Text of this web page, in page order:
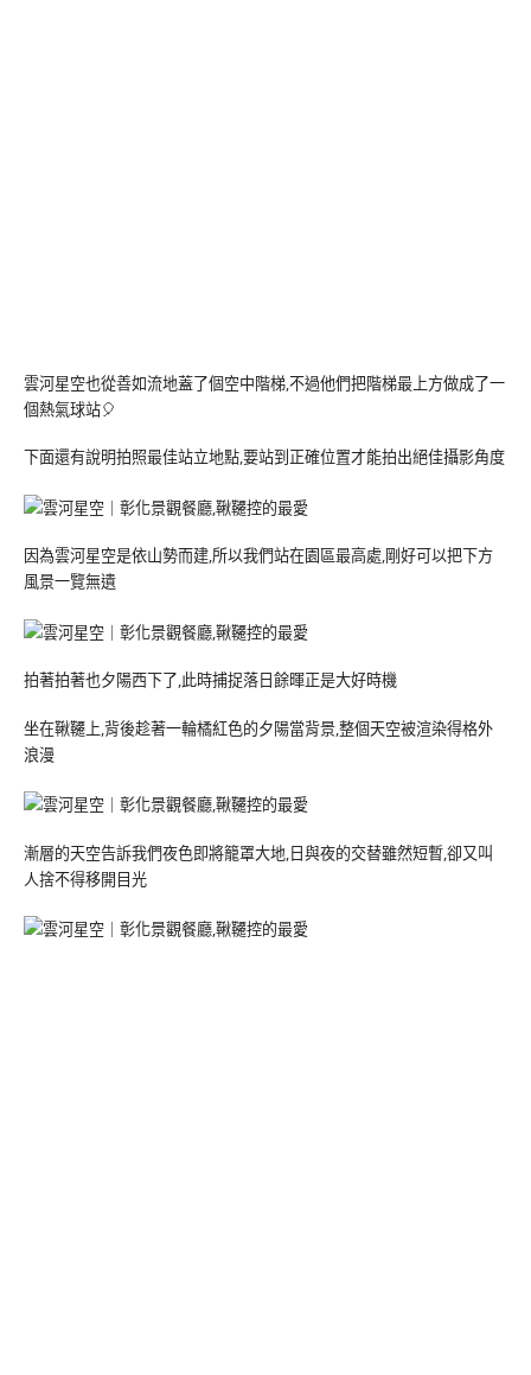
雲河星空也從善如流地蓋了個空中階梯,不過他們把階梯最上方做成了一
個熱氣球站🎈
下面還有說明拍照最佳站立地點,要站到正確位置才能拍出絕佳攝影角度
因為雲河星空是依山勢而建,所以我們站在園區最高處,剛好可以把下方
風景一覽無遺
拍著拍著也夕陽西下了,此時捕捉落日餘暉正是大好時機
坐在鞦韆上,背後趁著一輪橘紅色的夕陽當背景,整個天空被渲染得格外
浪漫
漸層的天空告訴我們夜色即將籠罩大地,日與夜的交替雖然短暫,卻又叫
人捨不得移開目光